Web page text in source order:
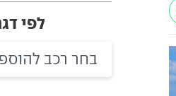
לפי